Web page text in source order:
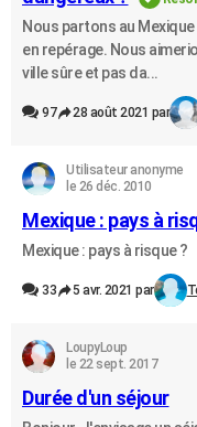
Nous partons au
en repérage. Nous
ville sûre et pas da...
97 28 août 2021 par
Utilisateur anonyme
le 26 déc. 2010
Mexique : pays à
Mexique : pays à risque ?
33 5 avr. 2021 par
LoupyLoup
le 22 sept. 2017
Durée d'un séjour